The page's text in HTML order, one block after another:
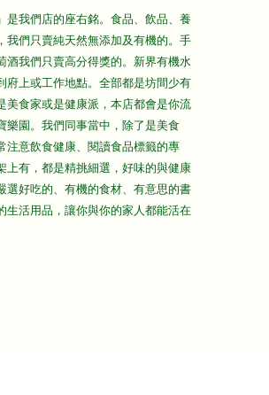
價是我們店的座右銘。食品、飲品、養
我們只賣純天然無添加及有機的。手
酒我們只賣高分得獎的。新界有機水
府上或工作地點。全部都是坊間少有
美食家或是健康派，本店都會是你流
樂園。我們同事當中，除了是美食
注意飲食健康、閱讀食品標籤的專
上有，都是精挑細選，好味的與健康
選好吃的、有機的食材、有意思的書
生活用品，讓你與你的家人都能活在